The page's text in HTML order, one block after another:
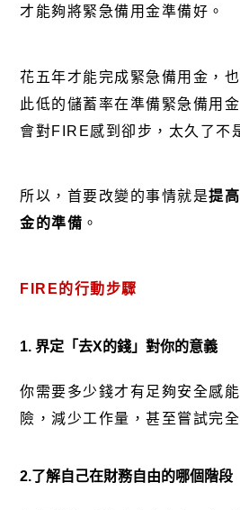
才能夠將緊急備用金準備好。
花五年才能完成緊急備用金，
此低的儲蓄率在準備緊急備用
會對FIRE感到卻步，太久了不
所以，首要改變的事情就是提
金的準備 。
FIRE的行動步驟
1.界定「去X的錢」對你的意義
你需要多少錢才有足夠安全感
險，減少工作量，甚至嘗試完
2.了解自己在財務自由的哪個階段